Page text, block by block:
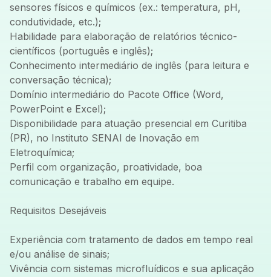
sensores físicos e químicos (ex.: temperatura, pH,
condutividade, etc.);
Habilidade para elaboração de relatórios técnico-
científicos (português e inglês);
Conhecimento intermediário de inglês (para leitura e
conversação técnica);
Domínio intermediário do Pacote Office (Word,
PowerPoint e Excel);
Disponibilidade para atuação presencial em Curitiba
(PR), no Instituto SENAI de Inovação em
Eletroquímica;
Perfil com organização, proatividade, boa
comunicação e trabalho em equipe.
Requisitos Desejáveis
Experiência com tratamento de dados em tempo real
e/ou análise de sinais;
Vivência com sistemas microfluídicos e sua aplicação